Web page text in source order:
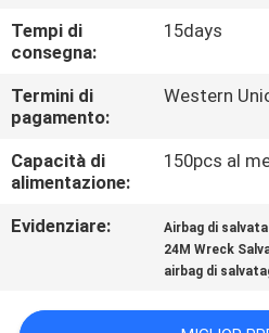
CONTROLLO
DI
QUALITÀ
CONTATTICI
NOTIZIE
CASI
Tempi di
consegna:
15days
Termini di
pagamento:
Western
Capacità di
alimentazione:
150pcs al
Evidenziare: Airbag di
24M Wreck
airbag di